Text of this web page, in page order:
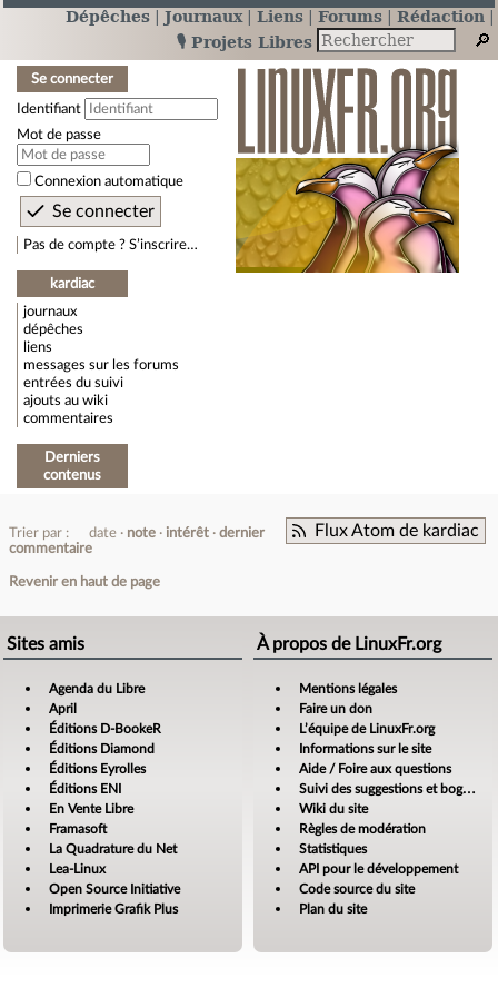
Dépêches Journaux Liens Forums
Rédaction
🎙️ Projets Libres
Se connecter
Identifiant
Mot de passe
Connexion automatique
Pas de compte ? S’inscrire…
kardiac
journaux
dépêches
liens
messages sur les forums
entrées du suivi
ajouts au wiki
commentaires
Derniers
contenus
Flux Atom de kardiac
Trier par : date note intérêt
dernier
commentaire
Revenir en haut de page
Sites amis
Agenda du Libre
April
Éditions D-BookeR
Éditions Diamond
Éditions Eyrolles
Éditions ENI
En Vente Libre
Framasoft
La Quadrature du Net
Lea-Linux
Open Source Initiative
Imprimerie Grafik Plus
À propos de LinuxFr.org
Mentions légales
Faire un don
L’équipe de LinuxFr.org
Informations sur le site
Aide / Foire aux questions
Suivi des suggestions et bogues
Wiki du site
Règles de modération
Statistiques
API pour le développement
Code source du site
Plan du site